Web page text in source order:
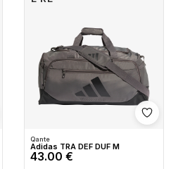
në wishlist
Qante
Adidas TRA DEF DUF M
43.00 €